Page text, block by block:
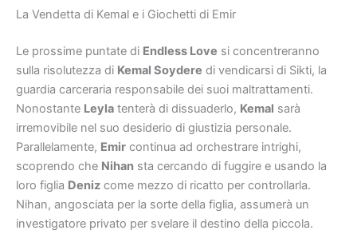
La Vendetta di Kemal e i Giochetti di Emir
Le prossime puntate di Endless Love si concentreranno
sulla risolutezza di Kemal Soydere di vendicarsi di Sikti, la
guardia carceraria responsabile dei suoi maltrattamenti.
Nonostante Leyla tenterà di dissuaderlo, Kemal sarà
irremovibile nel suo desiderio di giustizia personale.
Parallelamente, Emir continua ad orchestrare intrighi,
scoprendo che Nihan sta cercando di fuggire e usando la
loro figlia Deniz come mezzo di ricatto per controllarla.
Nihan, angosciata per la sorte della figlia, assumerà un
investigatore privato per svelare il destino della piccola.